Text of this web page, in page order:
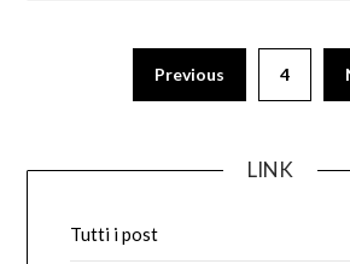
pagination
Previous 4
LINK
Tutti i post